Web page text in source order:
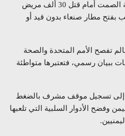
وحمل المجتمع الدولي مسئولية الصمت أمام قتل 30 ألف مريض
بفتح مطار صنعاء بدون قيد أو
تفصح الأمم المتحدة والصحة
ببيان رسمي، فتعتبرها متواطئة
إلى تسجيل موقف مشرف بالضغط
وفضح الأدوار السلبية التي تلعبها